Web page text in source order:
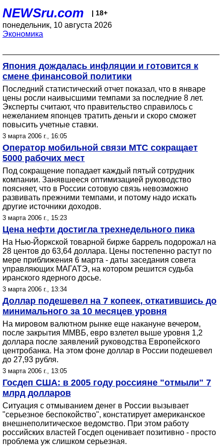
NEWSru.com | 18+
понедельник, 10 августа 2026
Экономика
Япония дождалась инфляции и готовится к
смене финансовой политики
Последний статистический отчет показал, что в январе
цены росли наивысшими темпами за последние 8 лет.
Эксперты считают, что правительство справилось с
нежеланием японцев тратить деньги и скоро сможет
повысить учетные ставки.
3 марта 2006 г., 16:05
Оператор мобильной связи МТС сокращает
5000 рабочих мест
Под сокращение попадает каждый пятый сотрудник
компании. Занявшееся оптимизацией руководство
поясняет, что в России сотовую связь невозможно
развивать прежними темпами, и потому надо искать
другие источники доходов.
3 марта 2006 г., 15:23
Цена нефти достигла трехнедельного пика
На Нью-Йоркской товарной бирже баррель подорожал на
28 центов до 63,64 доллара. Цены постепенно растут по
мере приближения 6 марта - даты заседания совета
управляющих МАГАТЭ, на котором решится судьба
иранского ядерного досье.
3 марта 2006 г., 13:34
Доллар подешевел на 7 копеек, откатившись до
минимального за 10 месяцев уровня
На мировом валютном рынке еще накануне вечером,
после закрытия ММВБ, евро взлетел выше уровня 1,2
доллара после заявлений руководства Европейского
центробанка. На этом фоне доллар в России подешевел
до 27,93 рубля.
3 марта 2006 г., 13:05
Госдеп США: в 2005 году россияне "отмыли" 7
млрд долларов
Ситуация с отмыванием денег в России вызывает
"серьезное беспокойство", констатирует американское
внешнеполитическое ведомство. При этом работу
российских властей Госдеп оценивает позитивно - просто
проблема уж слишком серьезная.